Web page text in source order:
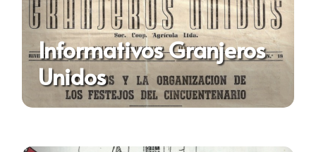
Informativos Granjeros
Unidos